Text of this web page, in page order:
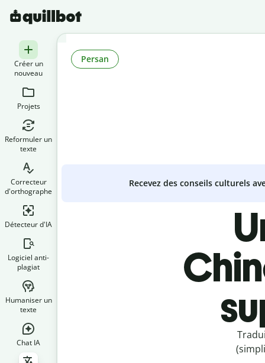
Créer un
nouveau
Projets
Reformuler un
texte
Correcteur
d'orthographe
Détecteur d'IA
Logiciel anti-
plagiat
Humaniser un
texte
Chat IA
Persan
Recevez des conseils culturels